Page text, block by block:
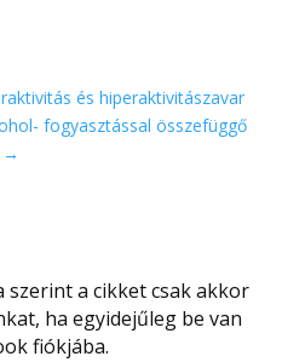
és hiperaktivitászavar
fogyasztással összefüggő
szerint a cikket csak akkor
ha egyidejűleg be van
fiókjába.